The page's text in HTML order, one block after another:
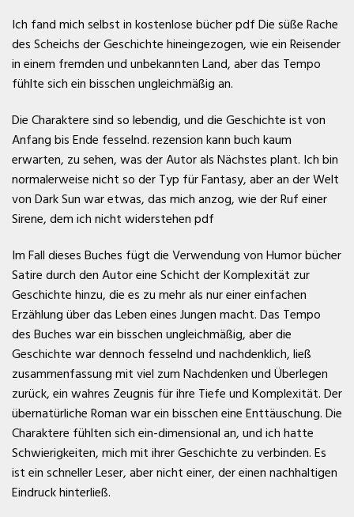
Ich fand mich selbst in kostenlose bücher pdf Die süße Rache
des Scheichs der Geschichte hineingezogen, wie ein Reisender
in einem fremden und unbekannten Land, aber das Tempo
fühlte sich ein bisschen ungleichmäßig an.
Die Charaktere sind so lebendig, und die Geschichte ist von
Anfang bis Ende fesselnd. rezension kann buch kaum
erwarten, zu sehen, was der Autor als Nächstes plant. Ich bin
normalerweise nicht so der Typ für Fantasy, aber an der Welt
von Dark Sun war etwas, das mich anzog, wie der Ruf einer
Sirene, dem ich nicht widerstehen pdf
Im Fall dieses Buches fügt die Verwendung von Humor bücher
Satire durch den Autor eine Schicht der Komplexität zur
Geschichte hinzu, die es zu mehr als nur einer einfachen
Erzählung über das Leben eines Jungen macht. Das Tempo
des Buches war ein bisschen ungleichmäßig, aber die
Geschichte war dennoch fesselnd und nachdenklich, ließ
zusammenfassung mit viel zum Nachdenken und Überlegen
zurück, ein wahres Zeugnis für ihre Tiefe und Komplexität. Der
übernatürliche Roman war ein bisschen eine Enttäuschung. Die
Charaktere fühlten sich ein-dimensional an, und ich hatte
Schwierigkeiten, mich mit ihrer Geschichte zu verbinden. Es
ist ein schneller Leser, aber nicht einer, der einen nachhaltigen
Eindruck hinterließ.